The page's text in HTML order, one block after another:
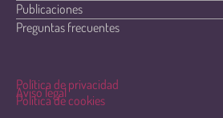
Publicaciones
Preguntas frecuentes
Política de privacidad
Aviso legal
Política de cookies